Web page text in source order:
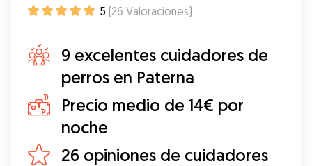
5 (26 Valoraciones)
9 excelentes cuidadores de
perros en Paterna
Precio medio de 14€ por
noche
26 opiniones de cuidadores